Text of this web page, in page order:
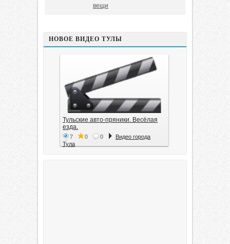
вещи
НОВОЕ ВИДЕО ТУЛЫ
Тульские авто-пряники. Весёлая
езда.
7 0 0
Видео города
Тула